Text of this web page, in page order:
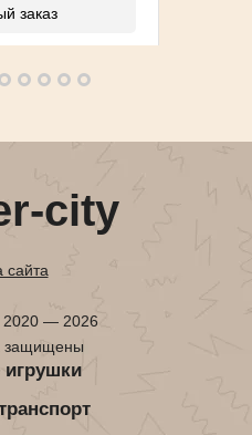
заказ
city
сайта
2020 — 2026
защищены
игрушки